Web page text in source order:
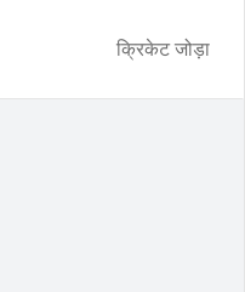
क्रिकेट जोड़ा